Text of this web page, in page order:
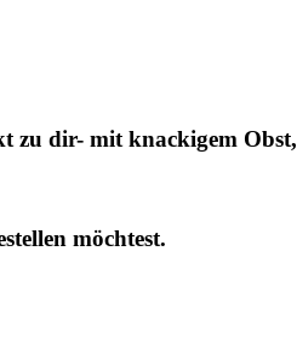
dir- mit kna­cki­gem
möchtest.